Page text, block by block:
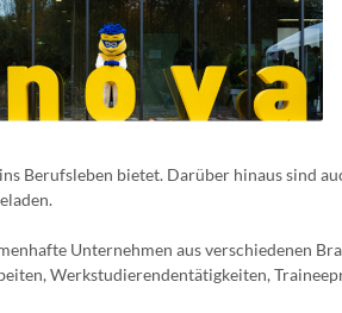
Berufsleben bietet. Darüber hinaus sind
Unternehmen aus verschiedenen
Werkstudierendentätigkeiten,